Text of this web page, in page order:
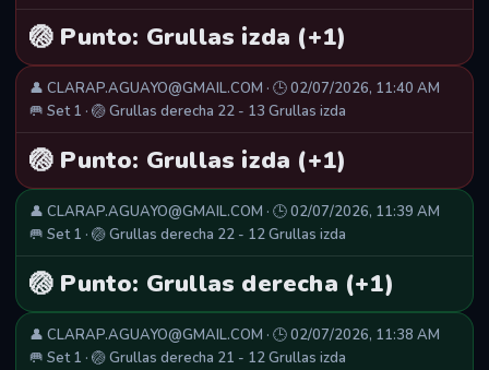
🏐 Punto: Grullas izda (+1)
👤 CLARAP.AGUAYO@GMAIL.COM · 🕒 02/07/2026, 11:40 AM
🥅 Set 1 · 🏐 Grullas derecha 22 - 13 Grullas izda
🏐 Punto: Grullas izda (+1)
👤 CLARAP.AGUAYO@GMAIL.COM · 🕒 02/07/2026, 11:39 AM
🥅 Set 1 · 🏐 Grullas derecha 22 - 12 Grullas izda
🏐 Punto: Grullas derecha (+1)
👤 CLARAP.AGUAYO@GMAIL.COM · 🕒 02/07/2026, 11:38 AM
🥅 Set 1 · 🏐 Grullas derecha 21 - 12 Grullas izda